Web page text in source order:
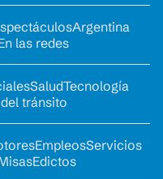
Argentina
las redes
SaludTecnología
tránsito
EmpleosServicios
Edictos